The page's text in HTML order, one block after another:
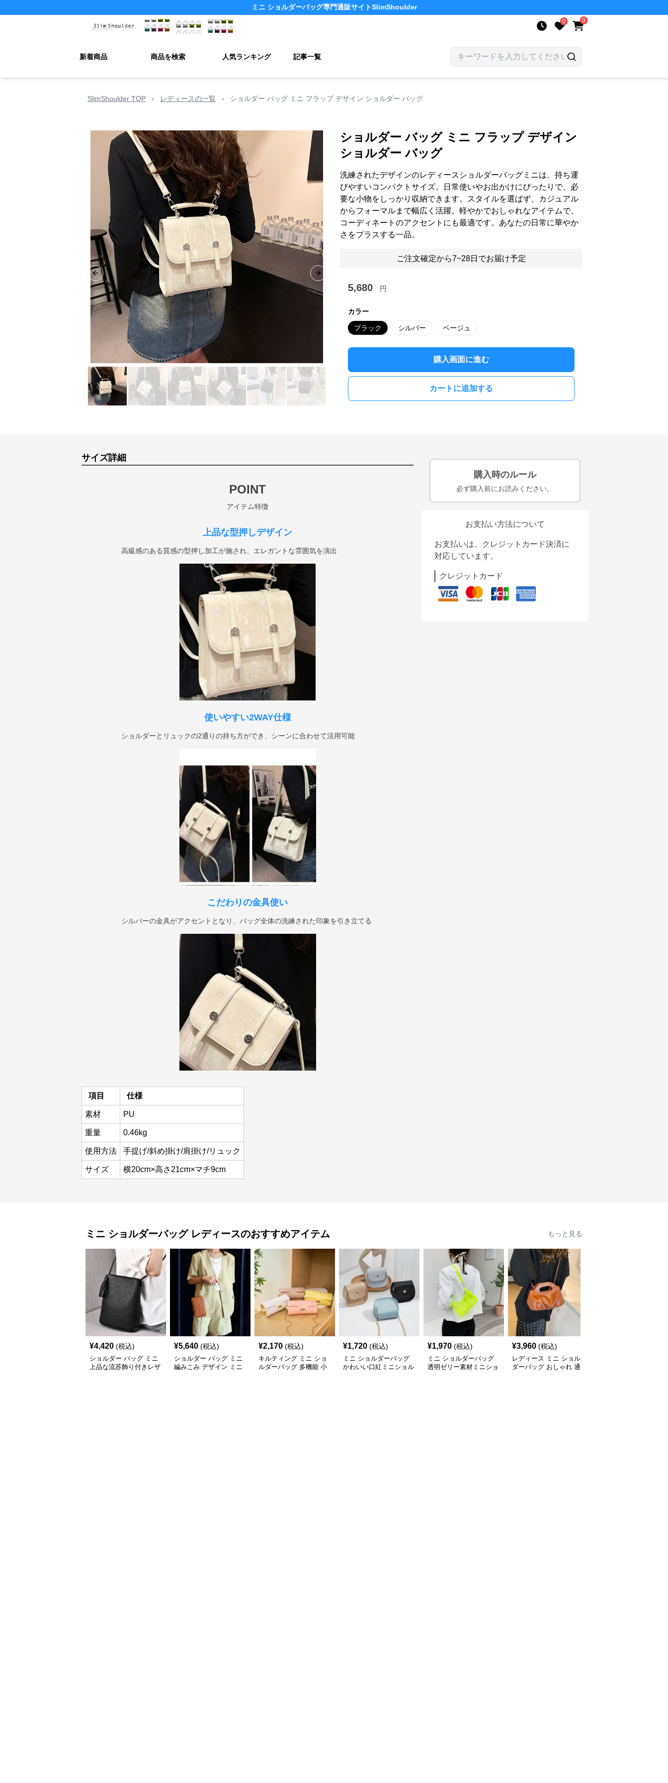
ミニ ショルダーバッグ専門通販サイトSlimShoulder
0 0
新着商品 商品を検索 人気ランキング 記事一覧
SlimShoulder TOP › レディースの一覧 › ショルダー バッグ ミニ フラップ デザイン ショルダー バッグ
Previous slide Next slide
ショルダー バッグ ミニ フラップ デザイン
ショルダー バッグ
洗練されたデザインのレディースショルダーバッグミニは、持ち運
びやすいコンパクトサイズ。日常使いやお出かけにぴったりで、必
要な小物をしっかり収納できます。スタイルを選ばず、カジュアル
からフォーマルまで幅広く活躍。軽やかでおしゃれなアイテムで、
コーディネートのアクセントにも最適です。あなたの日常に華やか
さをプラスする一品。
ご注文確定から7~28日でお届け予定
5,680 円
カラー
ブラック シルバー ベージュ
購入画面に進む
カートに追加する
サイズ詳細
POINT
アイテム特徴
上品な型押しデザイン
高級感のある質感の型押し加工が施され、エレガントな雰囲気を演出
使いやすい2WAY仕様
ショルダーとリュックの2通りの持ち方ができ、シーンに合わせて活用可能
こだわりの金具使い
シルバーの金具がアクセントとなり、バッグ全体の洗練された印象を引き立てる
項目 仕様
素材 PU
重量 0.46kg
使用方法 手提げ/斜め掛け/肩掛け/リュック
サイズ 横20cm×高さ21cm×マチ9cm
購入時のルール
必ず購入前にお読みください。
お支払い方法について
お支払いは、クレジットカード決済に
対応しています。
クレジットカード
ミニ ショルダーバッグ レディースのおすすめアイテム もっと見る
¥4,420 (税込)
ショルダー バッグ ミニ
上品な流苏飾り付きレザ
¥5,640 (税込)
ショルダー バッグ ミニ
編みこみ デザイン ミニ
¥2,170 (税込)
キルティング ミニ ショ
ルダーバッグ 多機能 小
¥1,720 (税込)
ミニ ショルダーバッグ
かわいい口紅ミニショル
¥1,970 (税込)
ミニ ショルダーバッグ
透明ゼリー素材ミニショ
¥3,960 (税込)
レディース ミニ ショル
ダーバッグ おしゃれ 通